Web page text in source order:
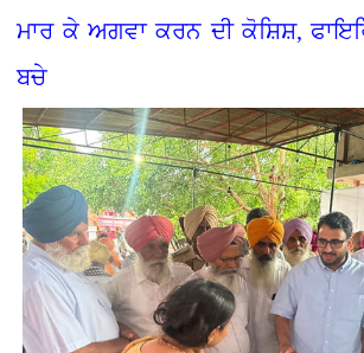
ਮਾਰ ਕੇ ਅਗਵਾ ਕਰਨ ਦੀ ਕੋਸ਼ਿਸ਼,
ਬਚੇ